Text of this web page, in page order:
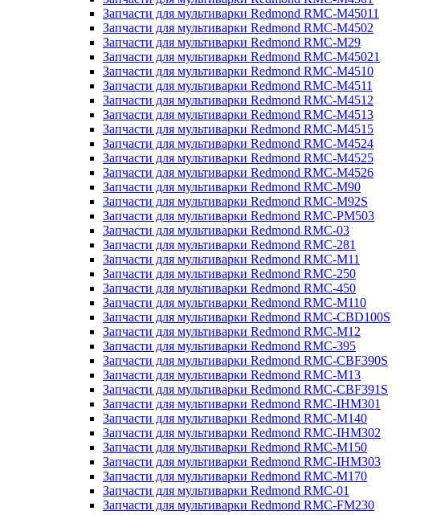
Запчасти для мультиварки Redmond RMC-M45011
Запчасти для мультиварки Redmond RMC-M4502
Запчасти для мультиварки Redmond RMC-M29
Запчасти для мультиварки Redmond RMC-M45021
Запчасти для мультиварки Redmond RMC-M4510
Запчасти для мультиварки Redmond RMC-M4511
Запчасти для мультиварки Redmond RMC-M4512
Запчасти для мультиварки Redmond RMC-M4513
Запчасти для мультиварки Redmond RMC-M4515
Запчасти для мультиварки Redmond RMC-M4524
Запчасти для мультиварки Redmond RMC-M4525
Запчасти для мультиварки Redmond RMC-M4526
Запчасти для мультиварки Redmond RMC-M90
Запчасти для мультиварки Redmond RMC-M92S
Запчасти для мультиварки Redmond RMC-PM503
Запчасти для мультиварки Redmond RMC-03
Запчасти для мультиварки Redmond RMC-281
Запчасти для мультиварки Redmond RMC-M11
Запчасти для мультиварки Redmond RMC-250
Запчасти для мультиварки Redmond RMC-450
Запчасти для мультиварки Redmond RMC-M110
Запчасти для мультиварки Redmond RMC-CBD100S
Запчасти для мультиварки Redmond RMC-M12
Запчасти для мультиварки Redmond RMC-395
Запчасти для мультиварки Redmond RMC-CBF390S
Запчасти для мультиварки Redmond RMC-M13
Запчасти для мультиварки Redmond RMC-CBF391S
Запчасти для мультиварки Redmond RMC-IHM301
Запчасти для мультиварки Redmond RMC-M140
Запчасти для мультиварки Redmond RMC-IHM302
Запчасти для мультиварки Redmond RMC-M150
Запчасти для мультиварки Redmond RMC-IHM303
Запчасти для мультиварки Redmond RMC-M170
Запчасти для мультиварки Redmond RMC-01
Запчасти для мультиварки Redmond RMC-FM230